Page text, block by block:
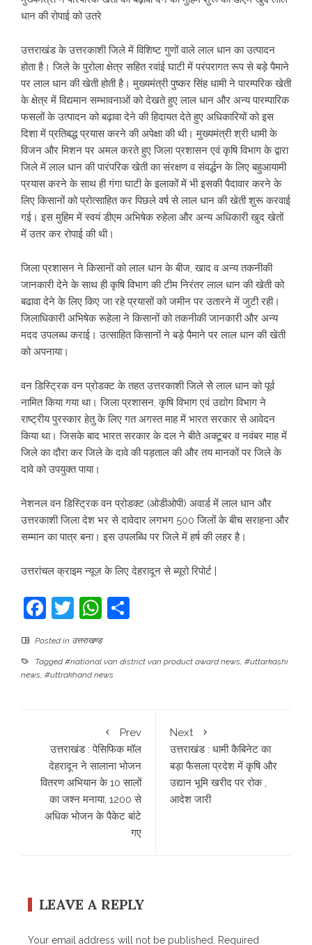
धान की रोपाई को उतरे
उत्तराखंड के उत्तरकाशी जिले में विशिष्ट गुणों वाले लाल धान का उत्पादन
होता है। जिले के पुरोला क्षेत्र सहित रवांई घाटी में परंपरागत रूप से बड़े पैमाने
पर लाल धान की खेती होती है। मुख्यमंत्री पुष्कर सिंह धामी ने पारम्परिक खेती
के क्षेत्र में विद्यमान सम्भावनाओं को देखते हुए लाल धान और अन्य पारम्पारिक
फसलों के उत्पादन को बढ़ावा देने की हिदायत देते हुए अधिकारियों को इस
दिशा में प्रतिबद्ध प्रयास करने की अपेक्षा की थी। मुख्यमंत्री श्री धामी के
विजन और मिशन पर अमल करते हुए जिला प्रशासन एवं कृषि विभाग के द्वारा
जिले में लाल धान की पारंपरिक खेती का संरक्षण व संवर्द्धन के लिए बहुआयामी
प्रयास करने के साथ ही गंगा घाटी के इलाकों में भी इसकी पैदावार करने के
लिए किसानों को प्रोत्साहित कर पिछले वर्ष से लाल धान की खेती शुरू करवाई
गई। इस मुहिम में स्वयं डीएम अभिषेक रुहेला और अन्य अधिकारी खुद खेतों
में उतर कर रोपाई की थी।
जिला प्रशासन ने किसानों को लाल धान के बीज, खाद व अन्य तकनीकी
जानकारी देने के साथ ही कृषि विभाग की टीम निरंतर लाल धान की खेती को
बढावा देने के लिए किए जा रहे प्रयासों को जमीन पर उतारने में जुटी रही।
जिलाधिकारी अभिषेक रूहेला ने किसानों को तकनीकी जानकारी और अन्य
मदद उपलब्ध कराई। उत्साहित किसानों ने बड़े पैमाने पर लाल धान की खेती
को अपनाया।
वन डिस्ट्रिक वन प्रोडक्ट के तहत उत्तरकाशी जिले सेे लाल धान को पूर्व
नामित किया गया था। जिला प्रशासन, कृषि विभाग एवं उद्योग विभाग ने
राष्ट्रीय पुरस्कार हेतु के लिए गत अगस्त माह में भारत सरकार से आवेदन
किया था। जिसके बाद भारत सरकार के दल ने बीते अक्टूबर व नवंबर माह में
जिले का दौरा कर जिले के दावे की पड़ताल की और तय मानकों पर जिले के
दावे को उपयुक्त पाया।
नेशनल वन डिस्ट्रिक वन प्रोडक्ट (ओडीओपी) अवार्ड में लाल धान और
उत्तरकाशी जिला देश भर से दावेदार लगभग 500 जिलों के बीच सराहना और
सम्मान का पात्र बना। इस उपलब्धि पर जिले में हर्ष की लहर है।
उत्तरांचल क्राइम न्यूज़ के लिए देहरादून से ब्यूरो रिपोर्ट |
Facebook
TwitterWhatsApp
Posted in उत्तराखण्ड
Tagged#national van district van product award news, #uttarkashi
news, #uttrakhand news
Prev
उत्तराखंड : पेसिफिक मॉल
देहरादून ने सालाना भोजन
वितरण अभियान के 10 सालों
का जश्न मनाया, 1200 से
अधिक भोजन के पैकेट बांटे
गए
Next
उत्तराखंड : धामी कैबिनेट का
बड़ा फैसला प्रदेश में कृषि और
उद्यान भूमि खरीद पर रोक ,
आदेश जारी
LEAVE A REPLY
Your email address will not be published. Required